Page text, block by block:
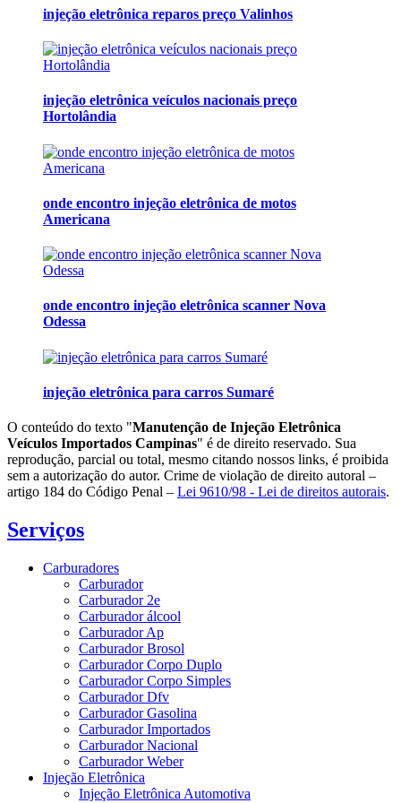
injeção eletrônica reparos preço Valinhos
injeção eletrônica veículos nacionais preço
Hortolândia
onde encontro injeção eletrônica de motos
Americana
onde encontro injeção eletrônica scanner Nova
Odessa
injeção eletrônica para carros Sumaré
O conteúdo do texto "Manutenção de Injeção Eletrônica
Veículos Importados Campinas" é de direito reservado. Sua
reprodução, parcial ou total, mesmo citando nossos links, é proibida
sem a autorização do autor. Crime de violação de direito autoral –
artigo 184 do Código Penal – Lei 9610/98 - Lei de direitos autorais.
Serviços
Carburadores
Carburador
Carburador 2e
Carburador álcool
Carburador Ap
Carburador Brosol
Carburador Corpo Duplo
Carburador Corpo Simples
Carburador Dfv
Carburador Gasolina
Carburador Importados
Carburador Nacional
Carburador Weber
Injeção Eletrônica
Injeção Eletrônica Automotiva